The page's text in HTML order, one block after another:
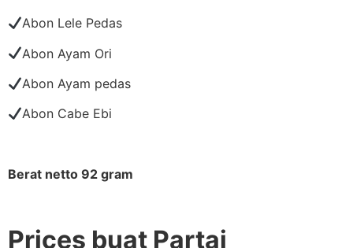
Abon Lele Pedas
Abon Ayam Ori
Abon Ayam pedas
Abon Cabe Ebi
Berat netto 92 gram
Prices buat Partai